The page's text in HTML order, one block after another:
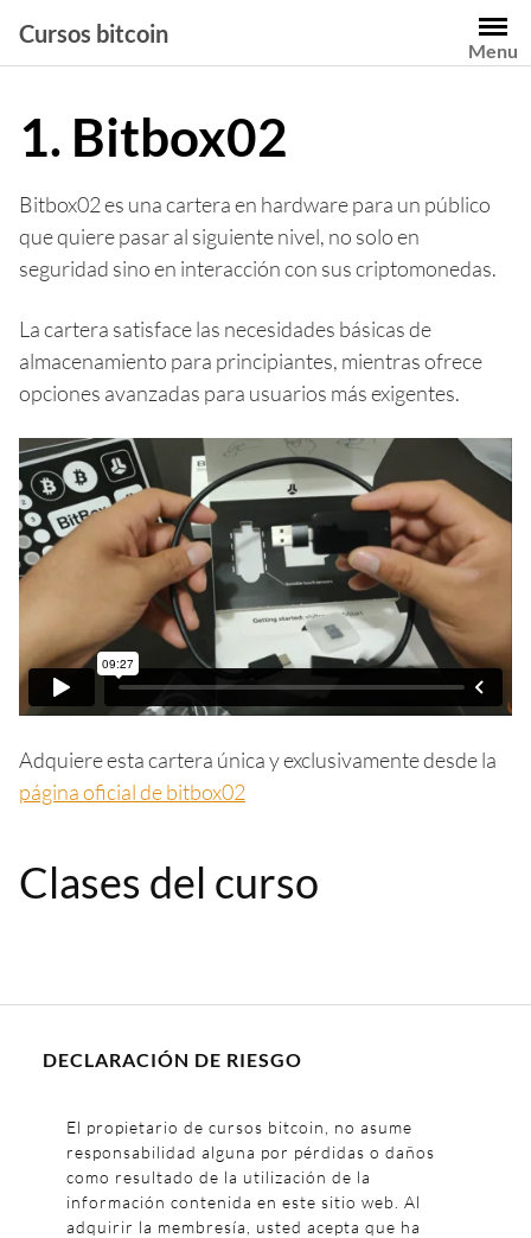
contenido
Cursos bitcoin
Menu
1. Bitbox02
Bitbox02 es una cartera en hardware para un público
que quiere pasar al siguiente nivel, no solo en
seguridad sino en interacción con sus criptomonedas.
La cartera satisface las necesidades básicas de
almacenamiento para principiantes, mientras ofrece
opciones avanzadas para usuarios más exigentes.
Adquiere esta cartera única y exclusivamente desde la
página oficial de bitbox02
Clases del curso
DECLARACIÓN DE RIESGO
El propietario de cursos bitcoin, no asume
responsabilidad alguna por pérdidas o daños
como resultado de la utilización de la
información contenida en este sitio web. Al
adquirir la membresía, usted acepta que ha